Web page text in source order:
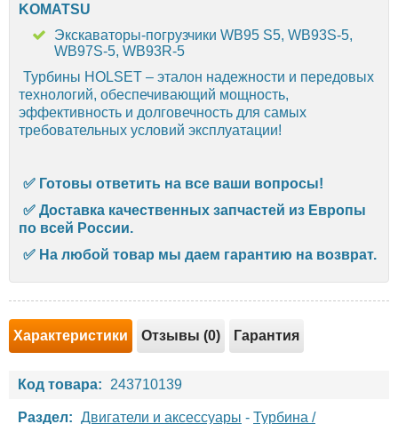
KOMATSU
Экскаваторы-погрузчики WB95 S5, WB93S-5,
WB97S-5, WB93R-5
Турбины HOLSET – эталон надежности и передовых
технологий, обеспечивающий мощность,
эффективность и долговечность для самых
требовательных условий эксплуатации!
✅ Готовы ответить на все ваши вопросы!
✅ Доставка качественных запчастей из Европы
по всей России.
✅ На любой товар мы даем гарантию на возврат.
Характеристики Отзывы (0) Гарантия
Код товара: 243710139
Раздел: Двигатели и аксессуары - Турбина /